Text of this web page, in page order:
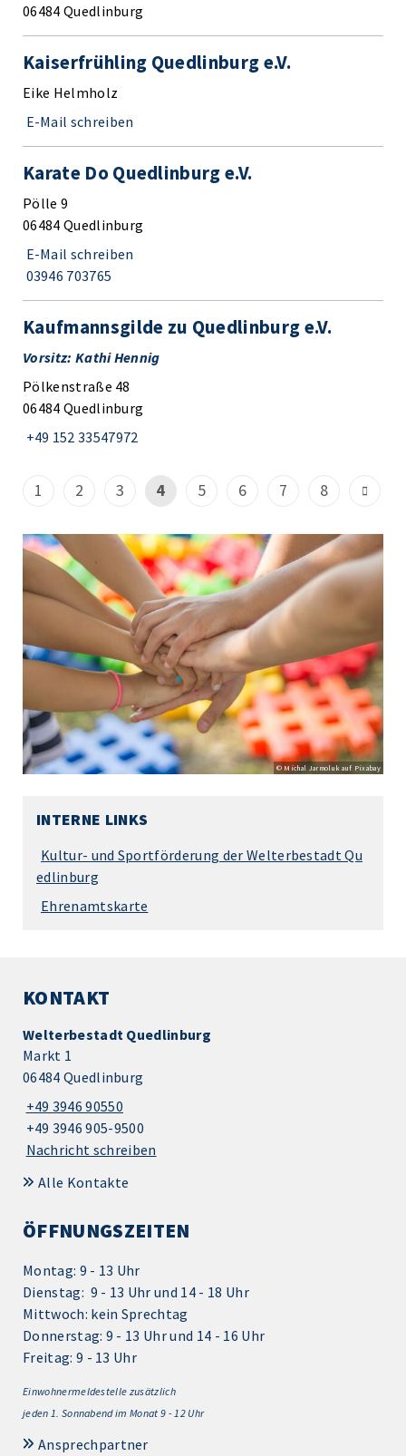
06484 Quedlinburg
Kaiserfrühling Quedlinburg e.V.
Eike Helmholz
E-Mail schreiben
Karate Do Quedlinburg e.V.
Pölle 9
06484 Quedlinburg
E-Mail schreiben
03946 703765
Kaufmannsgilde zu Quedlinburg e.V.
Vorsitz: Kathi Hennig
Pölkenstraße 48
06484 Quedlinburg
+49 152 33547972
1 2 3 4 5 6 7 8
© Michal Jarmoluk auf Pixabay
INTERNE LINKS
Kultur- und Sportförderung der Welterbestadt Qu
edlinburg
Ehrenamtskarte
KONTAKT
Welterbestadt Quedlinburg
Markt 1
06484 Quedlinburg
+49 3946 90550
+49 3946 905-9500
Nachricht schreiben
Alle Kontakte
ÖFFNUNGSZEITEN
Montag: 9 - 13 Uhr
Dienstag: 9 - 13 Uhr und 14 - 18 Uhr
Mittwoch: kein Sprechtag
Donnerstag: 9 - 13 Uhr und 14 - 16 Uhr
Freitag: 9 - 13 Uhr
Einwohnermeldestelle zusätzlich
jeden 1. Sonnabend im Monat 9 - 12 Uhr
Ansprechpartner